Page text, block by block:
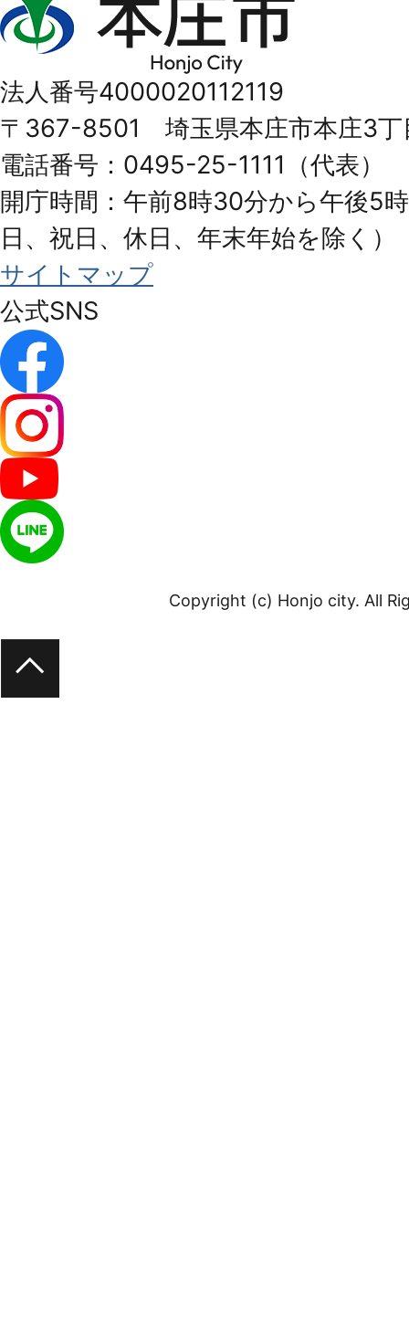
庄
Honjo
City
法人番号4000020112119
〒367-8501 埼玉県本庄市本庄3丁
電話番号：0495-25-1111（代表）
開庁時間：午前8時30分から午後5
日、祝日、休日、年末年始を除く）
サイトマップ
公式SNS
Copyright (c) Honjo city. All